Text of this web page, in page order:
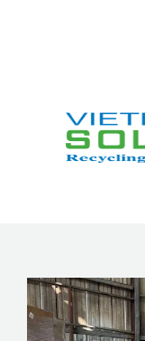
ABOUT
GREEN SOLUTIONS